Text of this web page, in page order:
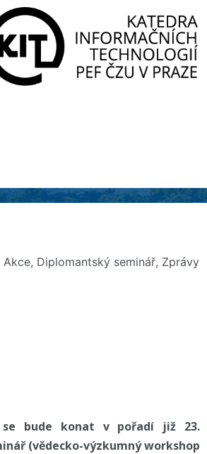
Zprávy, Akce,
2021
Akce, Diplomantský seminář, Zprávy
se bude konat v pořadí již 23.
(vědecko-výzkumný workshop